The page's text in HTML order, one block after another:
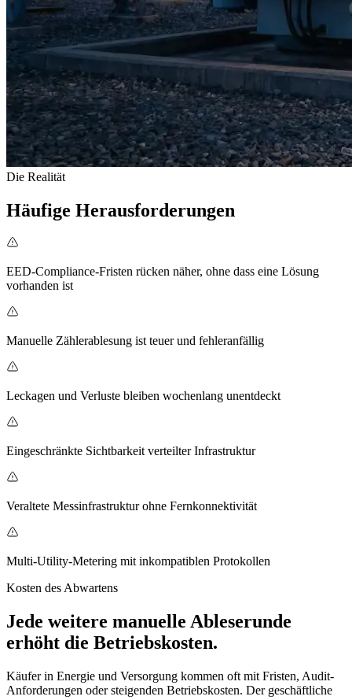
Die Realität
Häufige Herausforderungen
EED-Compliance-Fristen rücken näher, ohne dass eine Lösung
vorhanden ist
Manuelle Zählerablesung ist teuer und fehleranfällig
Leckagen und Verluste bleiben wochenlang unentdeckt
Eingeschränkte Sichtbarkeit verteilter Infrastruktur
Veraltete Messinfrastruktur ohne Fernkonnektivität
Multi-Utility-Metering mit inkompatiblen Protokollen
Kosten des Abwartens
Jede weitere manuelle Ableserunde
erhöht die Betriebskosten.
Käufer in Energie und Versorgung kommen oft mit Fristen, Audit-
Anforderungen oder steigenden Betriebskosten. Der geschäftliche